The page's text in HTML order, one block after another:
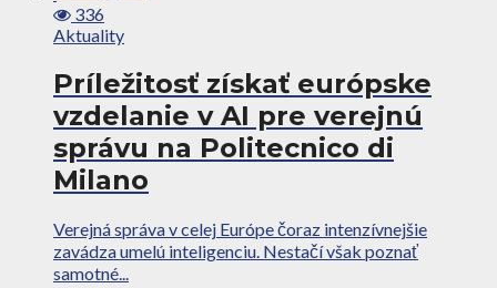
336
Aktuality
Príležitosť získať európske
vzdelanie v AI pre verejnú
správu na Politecnico di
Milano
Verejná správa v celej Európe čoraz intenzívnejšie
zavádza umelú inteligenciu. Nestačí však poznať
samotné...